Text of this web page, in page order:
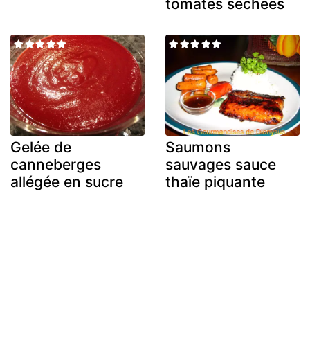
tomates séchées
Gelée de
canneberges
allégée en sucre
Saumons
sauvages sauce
thaïe piquante